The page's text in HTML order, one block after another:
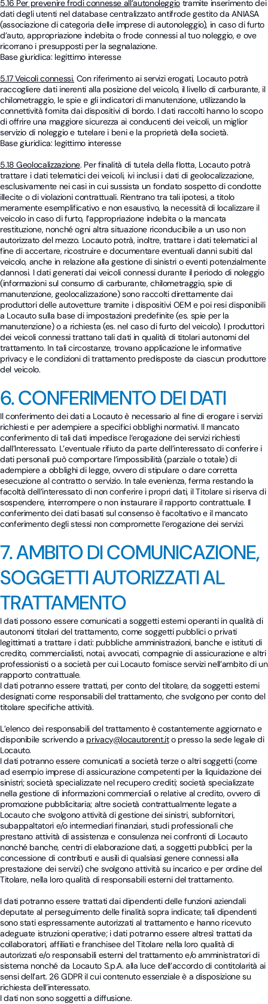
5.16 Per prevenire frodi connesse all’autonoleggio tramite inserimento dei
dati degli utenti nel database centralizzato antifrode gestito da ANIASA
(associazione di categoria delle imprese di autonoleggio), in caso di furto
d’auto, appropriazione indebita o frode connessi al tuo noleggio, e ove
ricorrano i presupposti per la segnalazione.
Base giuridica: legittimo interesse
5.17 Veicoli connessi. Con riferimento ai servizi erogati, Locauto potrà
raccogliere dati inerenti alla posizione del veicolo, il livello di carburante, il
chilometraggio, le spie e gli indicatori di manutenzione, utilizzando la
connettività fornita dai dispositivi di bordo. I dati raccolti hanno lo scopo
di offrire una maggiore sicurezza ai conducenti dei veicoli, un miglior
servizio di noleggio e tutelare i beni e la proprietà della società.
Base giuridica: legittimo interesse
5.18 Geolocalizzazione. Per finalità di tutela della flotta, Locauto potrà
trattare i dati telematici dei veicoli, ivi inclusi i dati di geolocalizzazione,
esclusivamente nei casi in cui sussista un fondato sospetto di condotte
illecite o di violazioni contrattuali. Rientrano tra tali ipotesi, a titolo
meramente esemplificativo e non esaustivo, la necessità di localizzare il
veicolo in caso di furto, l’appropriazione indebita o la mancata
restituzione, nonché ogni altra situazione riconducibile a un uso non
autorizzato del mezzo. Locauto potrà, inoltre, trattare i dati telematici al
fine di accertare, ricostruire e documentare eventuali danni subiti dal
veicolo, anche in relazione alla gestione di sinistri o eventi potenzialmente
dannosi. I dati generati dai veicoli connessi durante il periodo di noleggio
(informazioni sul consumo di carburante, chilometraggio, spie di
manutenzione, geolocalizzazione) sono raccolti direttamente dai
produttori delle autovetture tramite i dispositivi OEM e poi resi disponibili
a Locauto sulla base di impostazioni predefinite (es. spie per la
manutenzione) o a richiesta (es. nel caso di furto del veicolo). I produttori
dei veicoli connessi trattano tali dati in qualità di titolari autonomi del
trattamento. In tali circostanze, trovano applicazione le informative
privacy e le condizioni di trattamento predisposte da ciascun produttore
del veicolo.
6. CONFERIMENTO DEI DATI
Il conferimento dei dati a Locauto è necessario al fine di erogare i servizi
richiesti e per adempiere a specifici obblighi normativi. Il mancato
conferimento di tali dati impedisce l‘erogazione dei servizi richiesti
dall’Interessato. L’eventuale rifiuto da parte dell’interessato di conferire i
dati personali può comportare l’impossibilità (parziale o totale) di
adempiere a obblighi di legge, ovvero di stipulare o dare corretta
esecuzione al contratto o servizio. In tale evenienza, ferma restando la
facoltà dell’interessato di non conferire i propri dati, il Titolare si riserva di
sospendere, interrompere o non instaurare il rapporto contrattuale. Il
conferimento dei dati basati sul consenso è facoltativo e il mancato
conferimento degli stessi non compromette l’erogazione dei servizi.
7. AMBITO DI COMUNICAZIONE,
SOGGETTI AUTORIZZATI AL
TRATTAMENTO
I dati possono essere comunicati a soggetti esterni operanti in qualità di
autonomi titolari del trattamento, come soggetti pubblici o privati
legittimati a trattare i dati: pubbliche amministrazioni, banche e istituti di
credito, commercialisti, notai, avvocati, compagnie di assicurazione e altri
professionisti o a società per cui Locauto fornisce servizi nell’ambito di un
rapporto contrattuale.
I dati potranno essere trattati, per conto del titolare, da soggetti esterni
designati come responsabili del trattamento, che svolgono per conto del
titolare specifiche attività.
L’elenco dei responsabili del trattamento è costantemente aggiornato e
disponibile scrivendo a privacy@locautorent.ito presso la sede legale di
Locauto.
I dati potranno essere comunicati a società terze o altri soggetti (come
ad esempio imprese di assicurazione competenti per la liquidazione dei
sinistri; società specializzate nel recupero crediti; società specializzate
nella gestione di informazioni commerciali o relative al credito, ovvero di
promozione pubblicitaria; altre società contrattualmente legate a
Locauto che svolgono attività di gestione dei sinistri, subfornitori,
subappaltatori e/o intermediari finanziari, studi professionali che
prestano attività di assistenza e consulenza nei confronti di Locauto
nonché banche, centri di elaborazione dati, a soggetti pubblici, per la
concessione di contributi e ausili di qualsiasi genere connessi alla
prestazione dei servizi) che svolgono attività su incarico e per ordine del
Titolare, nella loro qualità di responsabili esterni del trattamento.
I dati potranno essere trattati dai dipendenti delle funzioni aziendali
deputate al perseguimento delle finalità sopra indicate; tali dipendenti
sono stati espressamente autorizzati al trattamento e hanno ricevuto
adeguate istruzioni operative; i dati potranno essere altresì trattati da
collaboratori, affiliati e franchisee del Titolare nella loro qualità di
autorizzati e/o responsabili esterni del trattamento e/o amministratori di
sistema nonché da Locauto S.p.A. alla luce dell’accordo di contitolarità ai
sensi dell’art. 26 GDPR il cui contenuto essenziale è a disposizione su
richiesta dell’interessato.
I dati non sono soggetti a diffusione.